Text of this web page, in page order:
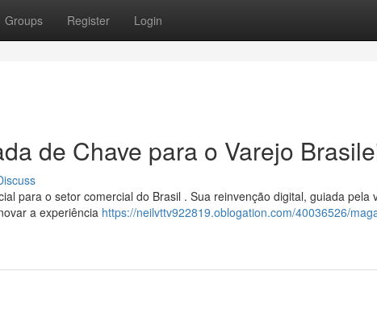
Groups Register Login
de Chave para o Varejo
para o setor comercial do Brasil . Sua reinvenção digital, guiada pela
a experiência https://neilvttv922819.oblogation.com/40036526/